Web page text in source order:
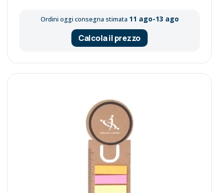
Ordini oggi consegna stimata 11 ago-13 ago
Calcola il prezzo